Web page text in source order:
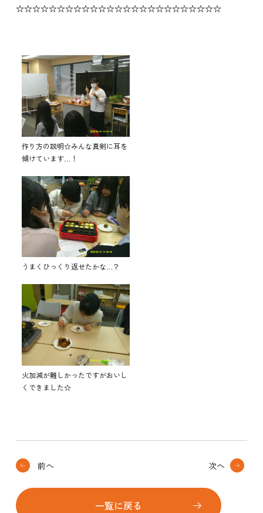
☆☆☆☆☆☆☆☆☆☆☆☆☆☆☆☆☆☆☆☆☆☆☆☆☆
作り方の説明☆みんな真剣に耳を
傾けています…！
うまくひっくり返せたかな…？
火加減が難しかったですがおいし
くできました☆
前へ
一覧に戻る
次へ